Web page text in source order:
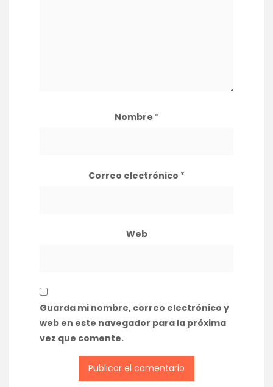
Nombre *
Correo electrónico *
Web
Guarda mi nombre, correo electrónico y
web en este navegador para la próxima
vez que comente.